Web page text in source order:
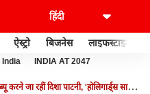
ऐस्ट्रो बिजनेस लाइफस्टाइल
India INDIA AT 2047
करने जा रहीं दिशा पाटनी, 'होलिगार्ड्स सागा'